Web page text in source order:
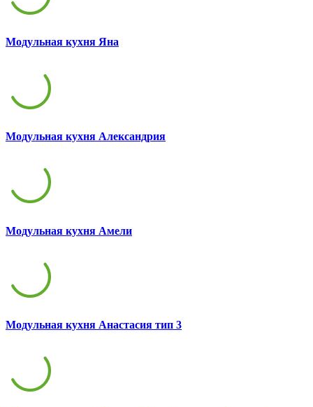
Модульная кухня Яна
Модульная кухня Александрия
Модульная кухня Амели
Модульная кухня Анастасия тип 3